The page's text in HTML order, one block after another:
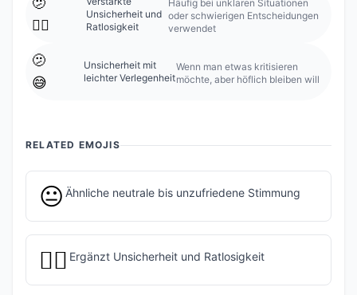
🤷‍♀️
Unsicherheit und
Ratlosigkeit
Häufig bei unklaren Situationen
oder schwierigen Entscheidungen
verwendet
🫤
😅
Unsicherheit mit
leichter Verlegenheit
Wenn man etwas kritisieren
möchte, aber höflich bleiben will
RELATED EMOJIS
😐 Ähnliche neutrale bis unzufriedene Stimmung
🤷‍♀️ Ergänzt Unsicherheit und Ratlosigkeit